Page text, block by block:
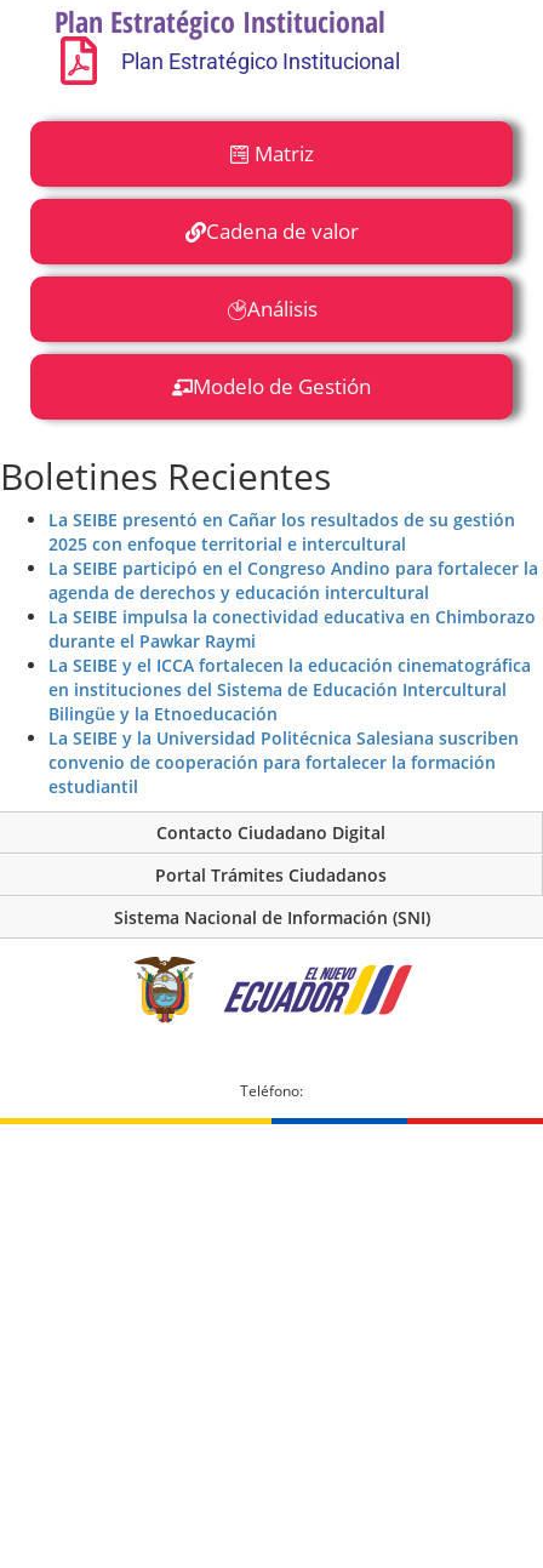
Matriz
Cadena de valor
Análisis
Modelo de Gestión
Plan Estratégico Institucional
Plan Estratégico Institucional
Boletines Recientes
La SEIBE presentó en Cañar los resultados de su gestión
2025 con enfoque territorial e intercultural
La SEIBE participó en el Congreso Andino para fortalecer la
agenda de derechos y educación intercultural
La SEIBE impulsa la conectividad educativa en Chimborazo
durante el Pawkar Raymi
La SEIBE y el ICCA fortalecen la educación cinematográfica
en instituciones del Sistema de Educación Intercultural
Bilingüe y la Etnoeducación
La SEIBE y la Universidad Politécnica Salesiana suscriben
convenio de cooperación para fortalecer la formación
estudiantil
Contacto Ciudadano Digital
Portal Trámites Ciudadanos
Sistema Nacional de Información (SNI)
Teléfono: